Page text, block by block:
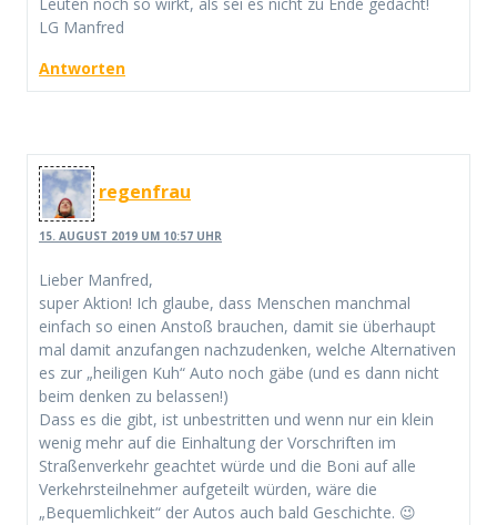
LG Manfred
Antworten
regenfrau
15. AUGUST 2019 UM 10:57 UHR
Lieber Manfred,
super Aktion! Ich glaube, dass Menschen manchmal
einfach so einen Anstoß brauchen, damit sie überhaupt
mal damit anzufangen nachzudenken, welche Alternativen
es zur „heiligen Kuh“ Auto noch gäbe (und es dann nicht
beim denken zu belassen!)
Dass es die gibt, ist unbestritten und wenn nur ein klein
wenig mehr auf die Einhaltung der Vorschriften im
Straßenverkehr geachtet würde und die Boni auf alle
Verkehrsteilnehmer aufgeteilt würden, wäre die
„Bequemlichkeit“ der Autos auch bald Geschichte. 😉